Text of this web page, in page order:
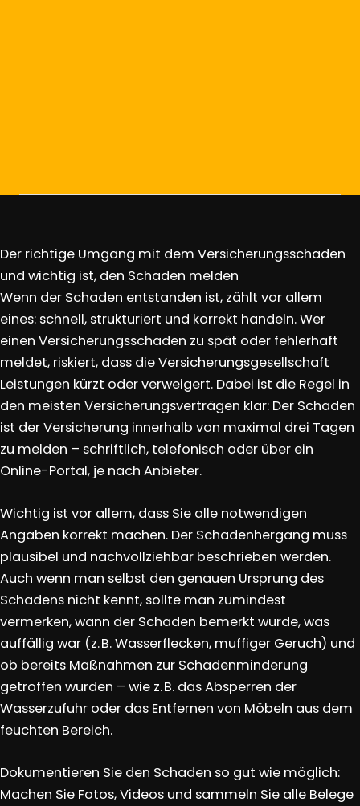
Der richtige Umgang mit dem Versicherungsschaden
und wichtig ist, den Schaden melden
Wenn der Schaden entstanden ist, zählt vor allem
eines: schnell, strukturiert und korrekt handeln. Wer
einen Versicherungsschaden zu spät oder fehlerhaft
meldet, riskiert, dass die Versicherungsgesellschaft
Leistungen kürzt oder verweigert. Dabei ist die Regel in
den meisten Versicherungsverträgen klar: Der Schaden
ist der Versicherung innerhalb von maximal drei Tagen
zu melden – schriftlich, telefonisch oder über ein
Online-Portal, je nach Anbieter.
Wichtig ist vor allem, dass Sie alle notwendigen
Angaben korrekt machen. Der Schadenhergang muss
plausibel und nachvollziehbar beschrieben werden.
Auch wenn man selbst den genauen Ursprung des
Schadens nicht kennt, sollte man zumindest
vermerken, wann der Schaden bemerkt wurde, was
auffällig war (z. B. Wasserflecken, muffiger Geruch) und
ob bereits Maßnahmen zur Schadenminderung
getroffen wurden – wie z. B. das Absperren der
Wasserzufuhr oder das Entfernen von Möbeln aus dem
feuchten Bereich.
Dokumentieren Sie den Schaden so gut wie möglich:
Machen Sie Fotos, Videos und sammeln Sie alle Belege